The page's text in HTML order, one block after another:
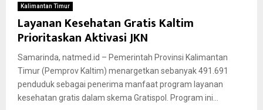
Kalimantan Timur
Layanan Kesehatan Gratis Kaltim
Prioritaskan Aktivasi JKN
Samarinda, natmed.id – Pemerintah Provinsi Kalimantan
Timur (Pemprov Kaltim) menargetkan sebanyak 491.691
penduduk sebagai penerima manfaat program layanan
kesehatan gratis dalam skema Gratispol. Program ini...